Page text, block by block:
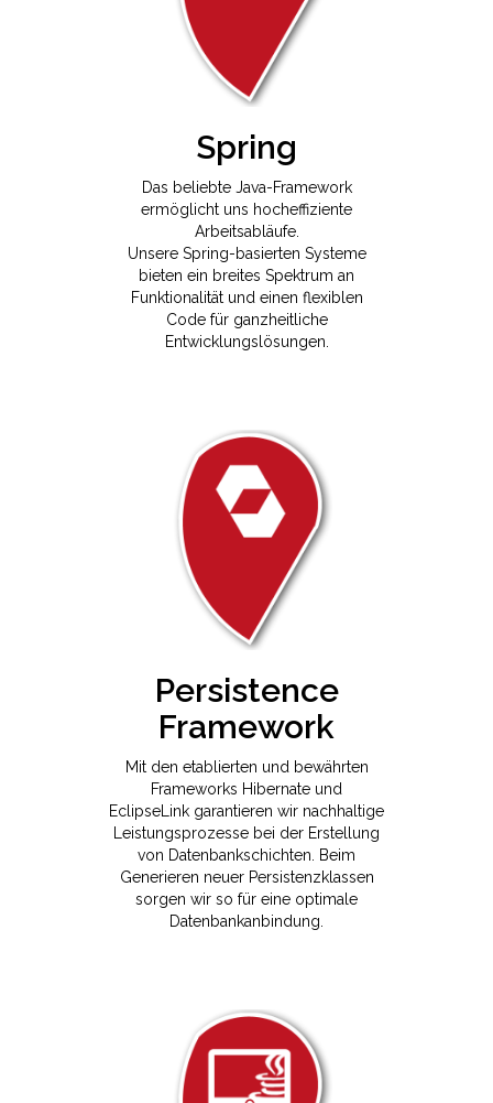
Spring
Das beliebte Java-Framework
ermöglicht uns hocheffiziente
Arbeitsabläufe.
Unsere Spring-basierten Systeme
bieten ein breites Spektrum an
Funktionalität und einen flexiblen
Code für ganzheitliche
Entwicklungslösungen.
Persistence
Framework
Mit den etablierten und bewährten
Frameworks Hibernate und
EclipseLink garantieren wir nachhaltige
Leistungsprozesse bei der Erstellung
von Datenbankschichten. Beim
Generieren neuer Persistenzklassen
sorgen wir so für eine optimale
Datenbankanbindung.